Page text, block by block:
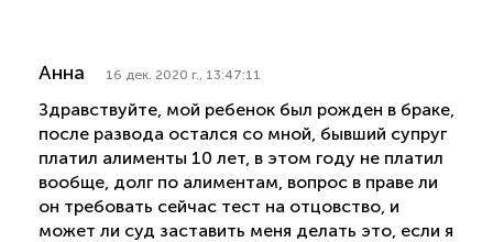
Анна 16 дек. 2020 г., 13:47:11
Здравствуйте, мой ребенок был рожден в браке,
после развода остался со мной, бывший супруг
платил алименты 10 лет, в этом году не платил
вообще, долг по алиментам, вопрос в праве ли
он требовать сейчас тест на отцовство, и
может ли суд заставить меня делать это, если я